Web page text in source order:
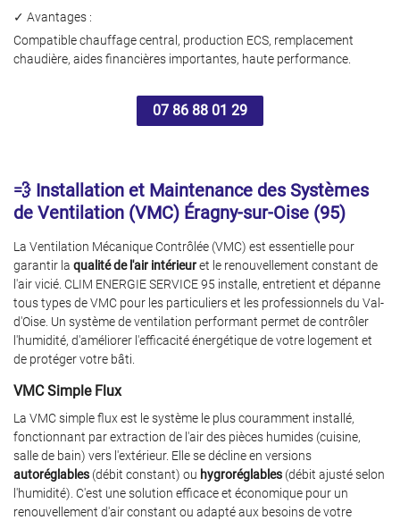
✓ Avantages :
Compatible chauffage central, production ECS, remplacement
chaudière, aides financières importantes, haute performance.
07 86 88 01 29
💨 Installation et Maintenance des Systèmes
de Ventilation (VMC) Éragny‑sur‑Oise (95)
La Ventilation Mécanique Contrôlée (VMC) est essentielle pour
garantir la qualité de l'air intérieuret le renouvellement constant de
l'air vicié. CLIM ENERGIE SERVICE 95 installe, entretient et dépanne
tous types de VMC pour les particuliers et les professionnels du Val-
d'Oise. Un système de ventilation performant permet de contrôler
l'humidité, d'améliorer l'efficacité énergétique de votre logement et
de protéger votre bâti.
VMC Simple Flux
La VMC simple flux est le système le plus couramment installé,
fonctionnant par extraction de l'air des pièces humides (cuisine,
salle de bain) vers l'extérieur. Elle se décline en versions
autoréglables (débit constant) ou hygroréglables (débit ajusté selon
l'humidité). C'est une solution efficace et économique pour un
renouvellement d'air constant ou adapté aux besoins de votre